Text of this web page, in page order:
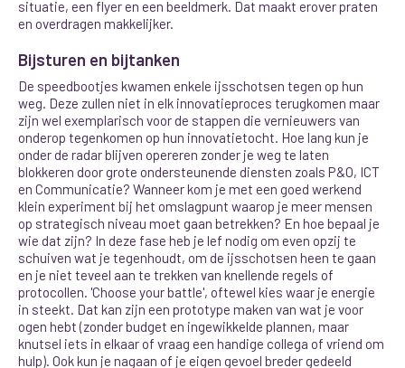
situatie, een flyer en een beeldmerk. Dat maakt erover praten
en overdragen makkelijker.
Bijsturen en bijtanken
De speedbootjes kwamen enkele ijsschotsen tegen op hun
weg. Deze zullen niet in elk innovatieproces terugkomen maar
zijn wel exemplarisch voor de stappen die vernieuwers van
onderop tegenkomen op hun innovatietocht. Hoe lang kun je
onder de radar blijven opereren zonder je weg te laten
blokkeren door grote ondersteunende diensten zoals P&O, ICT
en Communicatie? Wanneer kom je met een goed werkend
klein experiment bij het omslagpunt waarop je meer mensen
op strategisch niveau moet gaan betrekken? En hoe bepaal je
wie dat zijn? In deze fase heb je lef nodig om even opzij te
schuiven wat je tegenhoudt, om de ijsschotsen heen te gaan
en je niet teveel aan te trekken van knellende regels of
protocollen. 'Choose your battle', oftewel kies waar je energie
in steekt. Dat kan zijn een prototype maken van wat je voor
ogen hebt (zonder budget en ingewikkelde plannen, maar
knutsel iets in elkaar of vraag een handige collega of vriend om
hulp). Ook kun je nagaan of je eigen gevoel breder gedeeld